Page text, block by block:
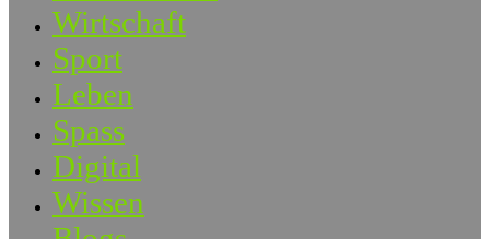
Wirtschaft
Sport
Leben
Spass
Digital
Wissen